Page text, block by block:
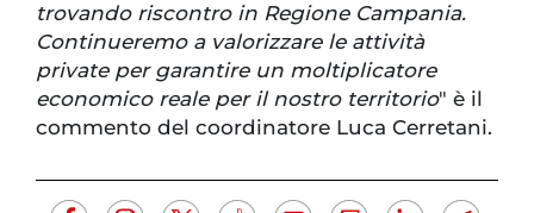
trovando riscontro in Regione Campania.
Continueremo a valorizzare le attività
private per garantire un moltiplicatore
economico reale per il nostro territorio" è il
commento del coordinatore Luca Cerretani.